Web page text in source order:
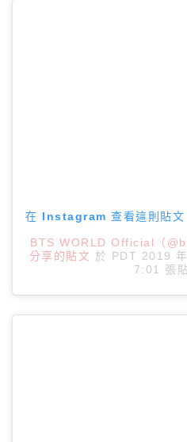
在 Instagram 查看這則貼文
BTS WORLD Official（
分享的貼文 於 PDT 2019
7:01
張